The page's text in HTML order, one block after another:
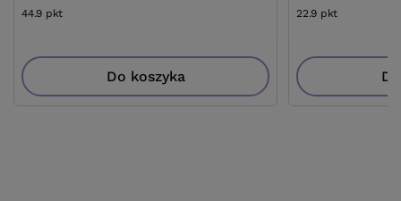
44.9 pkt
Do koszyka
22.9 pkt